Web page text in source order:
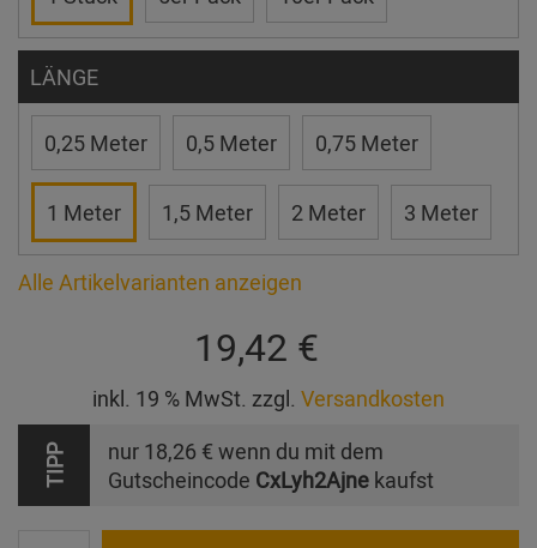
LÄNGE
0,25 Meter 0,5 Meter 0,75 Meter
1 Meter 1,5 Meter 2 Meter 3 Meter
Alle Artikelvarianten anzeigen
19,42 €
inkl. 19 % MwSt. zzgl. Versandkosten
TIPP nur 18,26 € wenn du mit dem
Gutscheincode CxLyh2Ajne kaufst